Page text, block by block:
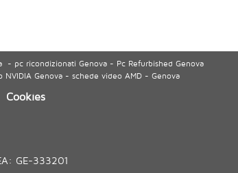
pc ricondizionati Genova - Pc Refurbished Genova
Genova - schede video AMD - Genova
Cookies
GE-333201